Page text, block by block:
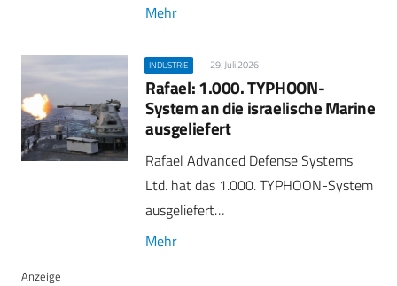
Mehr
INDUSTRIE 29. Juli 2026
Rafael: 1.000. TYPHOON-
System an die israelische Marine
ausgeliefert
Rafael Advanced Defense Systems
Ltd. hat das 1.000. TYPHOON-System
ausgeliefert…
Mehr
Anzeige